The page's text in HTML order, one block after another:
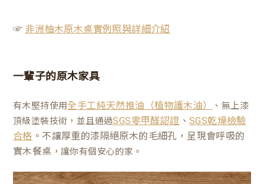
☞ 非洲柚木原木桌實例照與詳細介紹
一輩子的原木家具
有木堅持使用全手工純天然推油（植物護木油）
、無上漆
頂級塗裝技術，並且通過SGS零甲醛認證 、SGS乾燥檢驗
合格 。不讓厚重的漆隔絕原木的毛細孔，呈現會呼吸的
實木餐桌 ，讓你有個安心的家。